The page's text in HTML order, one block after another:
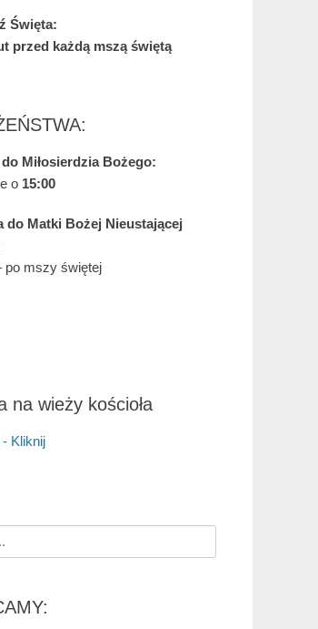
Święta:
przed każdą mszą świętą
Miłosierdzia Bożego:
o 15:00
do Matki Bożej Nieustającej
po mszy świętej
na wieży kościoła
Kliknij